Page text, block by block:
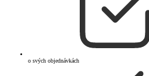
o svých objednávkách